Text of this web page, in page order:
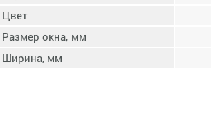
Цвет
Размер окна, мм
Ширина, мм